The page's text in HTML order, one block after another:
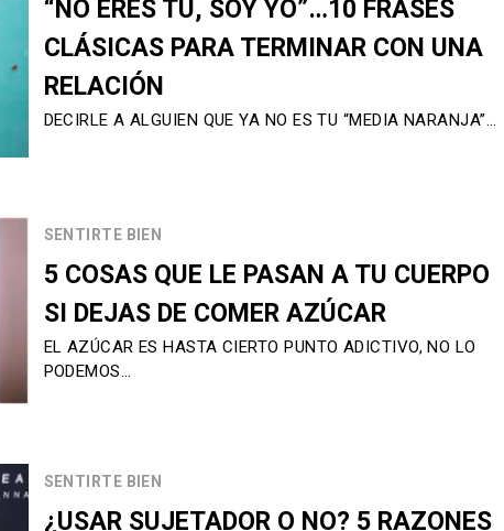
“NO ERES TÚ, SOY YO”…10 FRASES
CLÁSICAS PARA TERMINAR CON UNA
RELACIÓN
DECIRLE A ALGUIEN QUE YA NO ES TU “MEDIA NARANJA”…
SENTIRTE BIEN
5 COSAS QUE LE PASAN A TU CUERPO
SI DEJAS DE COMER AZÚCAR
EL AZÚCAR ES HASTA CIERTO PUNTO ADICTIVO, NO LO
PODEMOS…
SENTIRTE BIEN
¿USAR SUJETADOR O NO? 5 RAZONES